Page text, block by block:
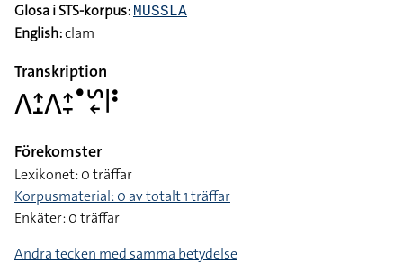
Glosa i STS-korpus: MUSSLA
English:clam
Transkription
􌤣􌤴􌤸􌤣􌤴􌥙􌤟􌥲􌦈􌥼􌥻
Förekomster
Lexikonet: 0 träffar
Korpusmaterial: 0 av totalt 1 träffar
Enkäter: 0 träffar
Andra tecken med samma betydelse